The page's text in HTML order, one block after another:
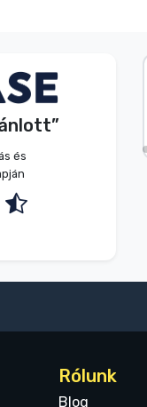
és
Vásárló
09.
Rólunk
Blog